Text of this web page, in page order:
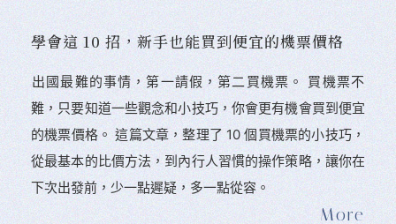
學會這 10 招，新手也能買到便宜的機票價格
󠀠出國最難的事情，第一請假，第二買機票。 󠀠買機票不
難，只要知道一些觀念和小技巧，你會更有機會買到便宜
的機票價格。 這篇文章，整理了 10 個買機票的小技巧，
從最基本的比價方法，到內行人習慣的操作策略，讓你在
下次出發前，少一點遲疑，多一點從容。